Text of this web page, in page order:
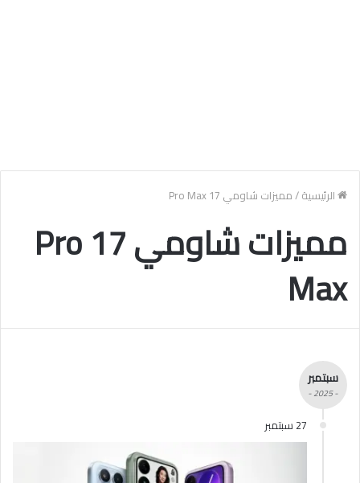
الرئيسية/مميزات شاومي 17 Pro Max
مميزات شاومي 17 Pro
Max
سبتمبر
- 2025 -
27 سبتمبر